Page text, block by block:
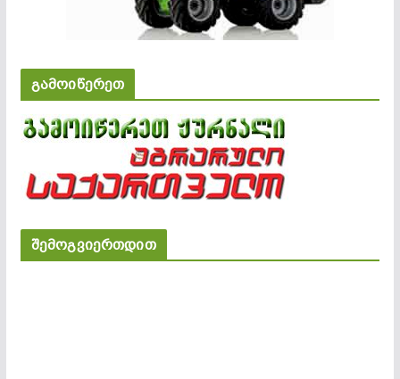
გამოიწერეთ
შემოგვიერთდით